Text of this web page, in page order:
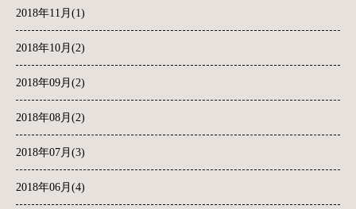
2018年11月(1)
2018年10月(2)
2018年09月(2)
2018年08月(2)
2018年07月(3)
2018年06月(4)